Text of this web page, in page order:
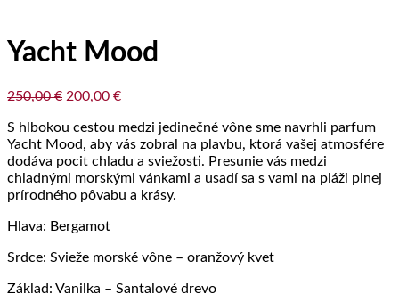
Yacht Mood
250,00€ Pôvodná
bola:
250,00 €.
200,00 €Aktuálna
je:
200,00 €.
S hlbokou cestou medzi jedinečné vône sme navrhli parfum
Yacht Mood, aby vás zobral na plavbu, ktorá vašej atmosfére
dodáva pocit chladu a sviežosti. Presunie vás medzi
chladnými morskými vánkami a usadí sa s vami na pláži plnej
prírodného pôvabu a krásy.
Hlava: Bergamot
Srdce: Svieže morské vône – oranžový kvet
Základ: Vanilka – Santalové drevo